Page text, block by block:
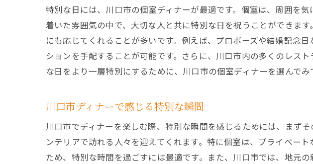
特別な日には、川口市の個室ディナーが最適です。個室は、周囲を
着いた雰囲気の中で、大切な人と共に特別な日を祝うことができま
にも応じてくれることが多いです。例えば、プロポーズや結婚記念
ションを手配することが可能です。さらに、川口市内の多くのレス
な日をより一層特別にするために、川口市の個室ディナーを選んでみ
川口市ディナーで感じる特別な瞬間
川口市でディナーを楽しむ際、特別な瞬間を感じるためには、まず
ンテリアで訪れる人々を迎えてくれます。特に個室は、プライベー
ため、特別な時間を過ごすには最適です。また、川口市では、地元